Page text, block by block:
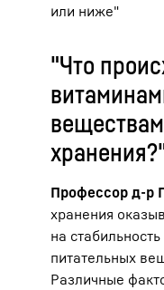
или ниже"
"Что
Профессор д-р
хранения
на
питательных
Различные